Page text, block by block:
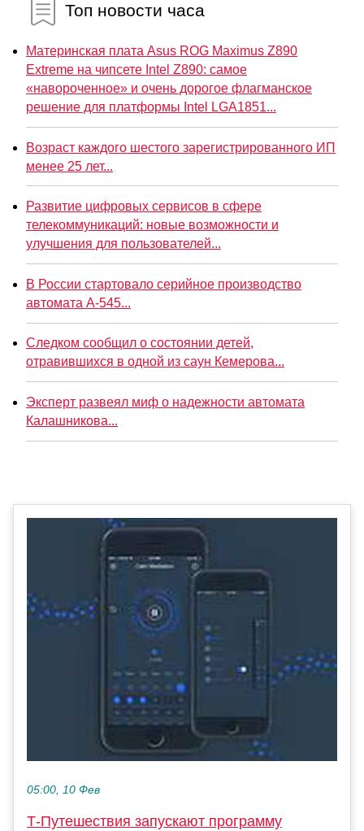
Топ новости часа
Материнская плата Asus ROG Maximus Z890
Extreme на чипсете Intel Z890: самое
«навороченное» и очень дорогое флагманское
решение для платформы Intel LGA1851...
Возраст каждого шестого зарегистрированного ИП
менее 25 лет...
Развитие цифровых сервисов в сфере
телекоммуникаций: новые возможности и
улучшения для пользователей...
В России стартовало серийное производство
автомата А-545...
Следком сообщил о состоянии детей,
отравившихся в одной из саун Кемерова...
Эксперт развеял миф о надежности автомата
Калашникова...
05:00, 10 Фев
Т-Путешествия запускают программу